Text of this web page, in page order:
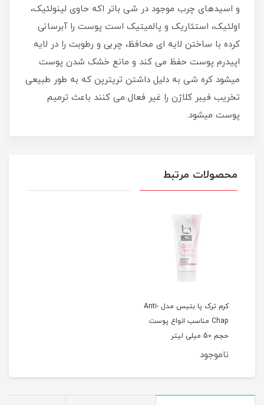
و اسیدهای چرب موجود در شی باتر اکه حاوی لینولئیک،
اولئیک، استئاریک و پالمیتیک است پوست را آبرسانی
کرده با ساختن لایه ای محافظ، چربی و رطوبت را در لایه
اپیدرم پوست حفظ می کند و مانع خشک شدن پوست
میشود کره شی به دلیل داشتن تریترپن که به طور طبیعی
تخریب فیبر کلاژن را غیر فعال می کنند باعث ترمیم
پوست میشود.
محصولات مرتبط
کرم ترک پا بتيس مدل Anti-
Chap مناسب انواع پوست
حجم 50 ميلی ليتر
ناموجود